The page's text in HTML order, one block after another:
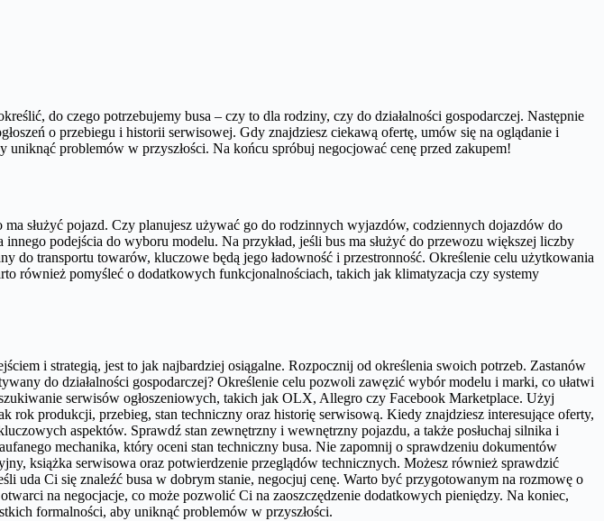
do czego potrzebujemy busa – czy to dla rodziny, czy do działalności gospodarczej. Następnie
o przebiegu i historii serwisowej. Gdy znajdziesz ciekawą ofertę, umów się na oglądanie i
problemów w przyszłości. Na końcu spróbuj negocjować cenę przed zakupem!
służyć pojazd. Czy planujesz używać go do rodzinnych wyjazdów, codziennych dojazdów do
podejścia do wyboru modelu. Na przykład, jeśli bus ma służyć do przewozu większej liczby
transportu towarów, kluczowe będą jego ładowność i przestronność. Określenie celu użytkowania
również pomyśleć o dodatkowych funkcjonalnościach, takich jak klimatyzacja czy systemy
i strategią, jest to jak najbardziej osiągalne. Rozpocznij od określenia swoich potrzeb. Zastanów
do działalności gospodarczej? Określenie celu pozwoli zawęzić wybór modelu i marki, co ułatwi
serwisów ogłoszeniowych, takich jak OLX, Allegro czy Facebook Marketplace. Użyj
produkcji, przebieg, stan techniczny oraz historię serwisową. Kiedy znajdziesz interesujące oferty,
aspektów. Sprawdź stan zewnętrzny i wewnętrzny pojazdu, a także posłuchaj silnika i
mechanika, który oceni stan techniczny busa. Nie zapomnij o sprawdzeniu dokumentów
książka serwisowa oraz potwierdzenie przeglądów technicznych. Możesz również sprawdzić
uda Ci się znaleźć busa w dobrym stanie, negocjuj cenę. Warto być przygotowanym na rozmowę o
na negocjacje, co może pozwolić Ci na zaoszczędzenie dodatkowych pieniędzy. Na koniec,
formalności, aby uniknąć problemów w przyszłości.